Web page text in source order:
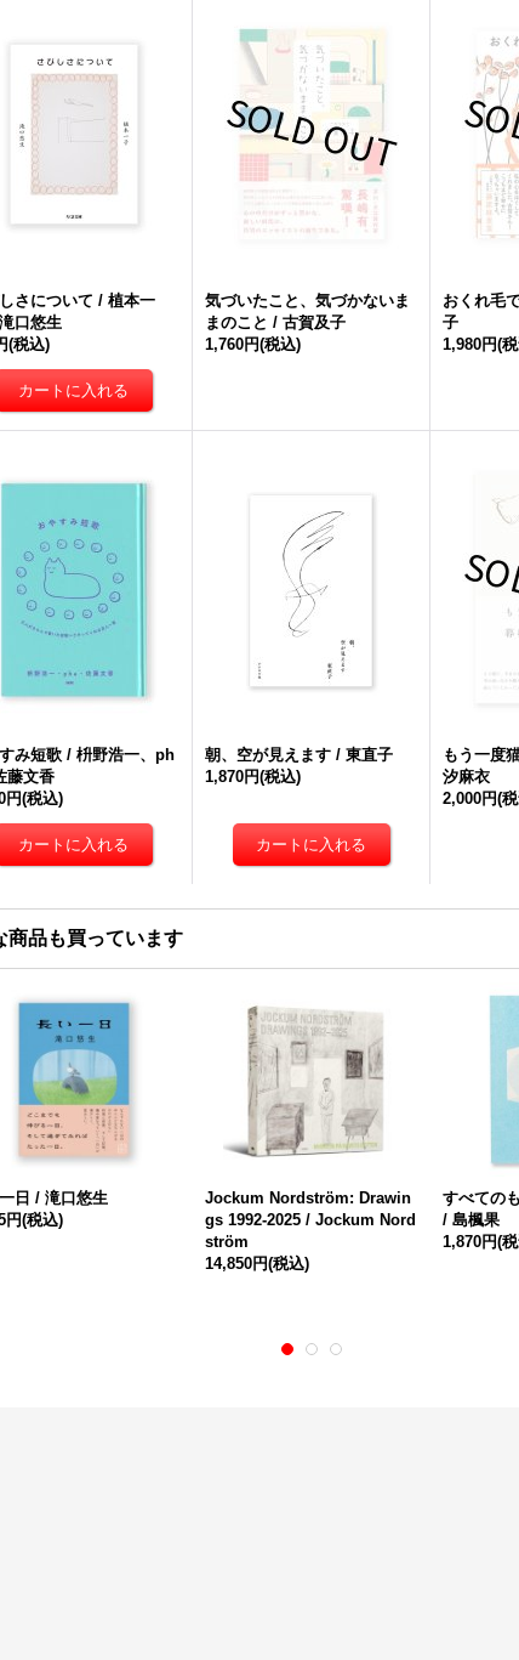
さについて / 植本一
口悠生
(税込)
気づいたこと、気づかないま
まのこと / 古賀及子
1,760円(税込)
おくれ毛
子
1,980円(
み短歌 / 枡野浩一、ph
藤文香
円(税込)
朝、空が見えます / 東直子
1,870円(税込)
もう一度
汐麻衣
2,000円(
商品も買っています
日 / 滝口悠生
円(税込)
Jockum Nordström: Drawin
gs 1992-2025 / Jockum Nord
ström
14,850円(税込)
すべての
/ 島楓果
1,870円(